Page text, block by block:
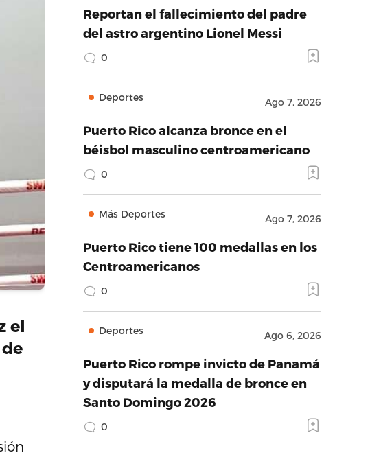
el
Reportan el fallecimiento del padre
del astro argentino Lionel Messi
0
Deportes Ago 7, 2026
Puerto Rico alcanza bronce en el
béisbol masculino centroamericano
0
Más Deportes Ago 7, 2026
Puerto Rico tiene 100 medallas en los
Centroamericanos
0
Deportes Ago 6, 2026
Puerto Rico rompe invicto de Panamá
y disputará la medalla de bronce en
Santo Domingo 2026
0